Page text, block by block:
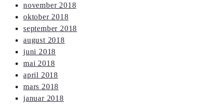
november 2018
oktober 2018
september 2018
august 2018
juni 2018
mai 2018
april 2018
mars 2018
januar 2018